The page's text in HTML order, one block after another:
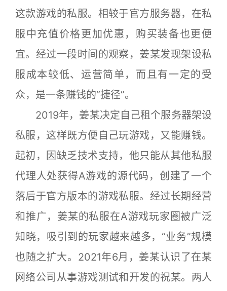
这款游戏的私服。相较于官方服务器，在私
服中充值价格更加优惠，购买装备也更便
宜。经过一段时间的观察，姜某发现架设私
服成本较低、运营简单，而且有一定的受
众，是一条赚钱的“捷径”。
2019年，姜某决定自己租个服务器架设
私服，这样既方便自己玩游戏，又能赚钱。
起初，因缺乏技术支持，他只能从其他私服
代理人处获得A游戏的源代码，创建了一个
落后于官方版本的游戏私服。经过长期经营
和推广，姜某的私服在A游戏玩家圈被广泛
知晓，吸引到的玩家越来越多，“业务”规模
也随之扩大。2021年6月，姜某认识了在某
网络公司从事游戏测试和开发的祝某。两人